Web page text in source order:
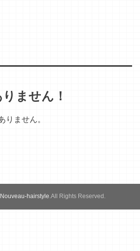
ません！
りません。
Nouveau-hairstyle.All Rights Reserved.